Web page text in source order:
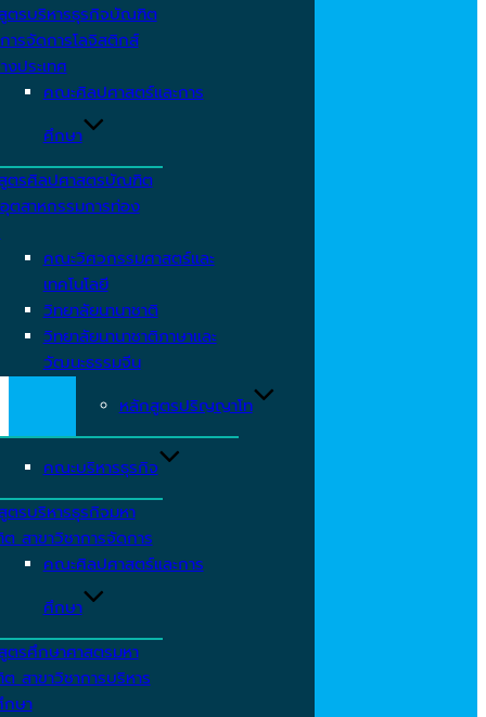
ตรบริหารธุรกิจบัณฑิต
ารจัดการโลจิสติกส์
งประเทศ
คณะศิลปศาสตร์และการ
ศึกษา
ตรศิลปศาสตรบัณฑิต
ตสาหกรรมการท่อง
คณะวิศวกรรมศาสตร์และ
เทคโนโลยี
วิทยาลัยนานาชาติ
วิทยาลัยนานาชาติภาษาและ
วัฒนะธรรมจีน
หลักสูตรปริญญาโท
คณะบริหารธุรกิจ
รบริหารธุรกิจมหา
สาขาวิชาการจัดการ
คณะศิลปศาสตร์และการ
ศึกษา
ตรศึกษาศาสตรมหา
สาขาวิชาการบริหาร
ษา